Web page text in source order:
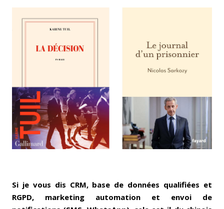
Si je vous dis CRM, base de données qualifiées et
RGPD, marketing automation et envoi de